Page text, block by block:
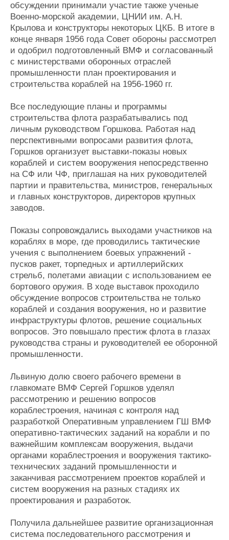
обсуждении принимали участие также ученые
Военно-морской академии, ЦНИИ им. А.Н.
Крылова и конструкторы некоторых ЦКБ. В итоге в
конце января 1956 года Совет обороны рассмотрел
и одобрил подготовленный ВМФ и согласованный
с министерствами оборонных отраслей
промышленности план проектирования и
строительства кораблей на 1956-1960 гг.
Все последующие планы и программы
строительства флота разрабатывались под
личным руководством Горшкова. Работая над
перспективными вопросами развития флота,
Горшков организует выставки-показы новых
кораблей и систем вооружения непосредственно
на СФ или ЧФ, приглашая на них руководителей
партии и правительства, министров, генеральных
и главных конструкторов, директоров крупных
заводов.
Показы сопровождались выходами участников на
кораблях в море, где проводились тактические
учения с выполнением боевых упражнений -
пусков ракет, торпедных и артиллерийских
стрельб, полетами авиации с использованием ее
бортового оружия. В ходе выставок проходило
обсуждение вопросов строительства не только
кораблей и создания вооружения, но и развитие
инфраструктуры флотов, решение социальных
вопросов. Это повышало престиж флота в глазах
руководства страны и руководителей ее оборонной
промышленности.
Львиную долю своего рабочего времени в
главкомате ВМФ Сергей Горшков уделял
рассмотрению и решению вопросов
кораблестроения, начиная с контроля над
разработкой Оперативным управлением ГШ ВМФ
оперативно-тактических заданий на корабли и по
важнейшим комплексам вооружения, выдачи
органами кораблестроения и вооружения тактико-
технических заданий промышленности и
заканчивая рассмотрением проектов кораблей и
систем вооружения на разных стадиях их
проектирования и разработок.
Получила дальнейшее развитие организационная
система последовательного рассмотрения и